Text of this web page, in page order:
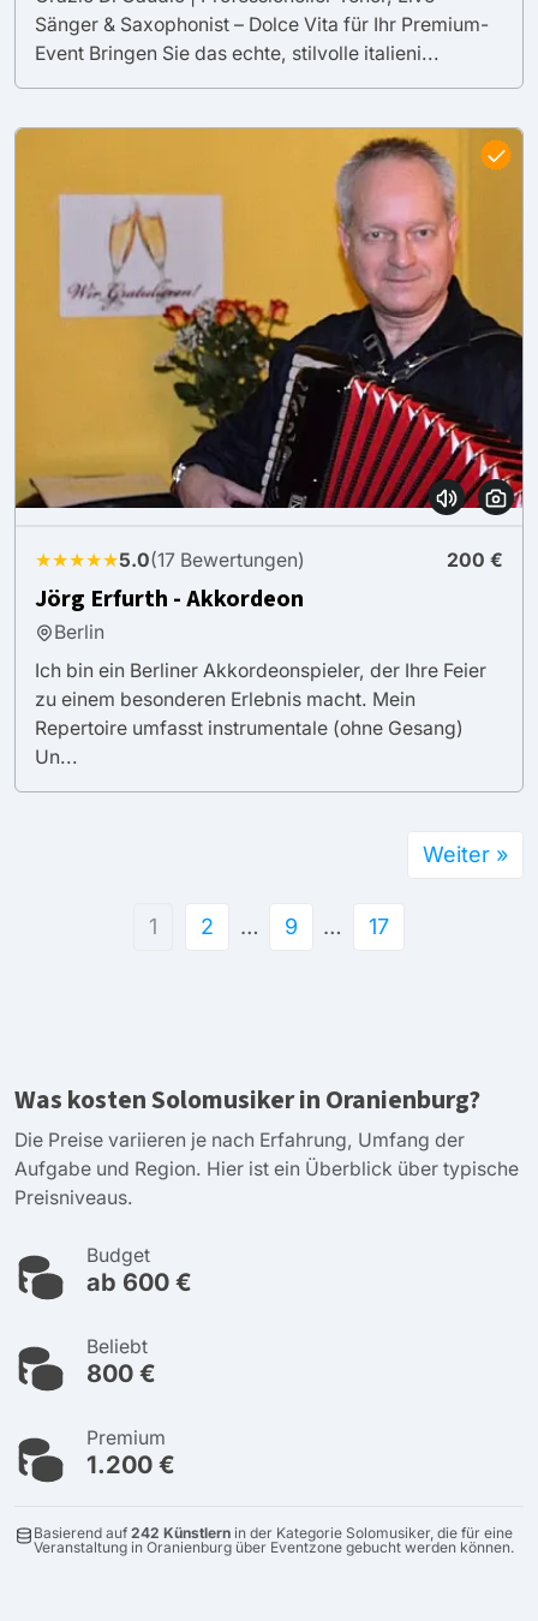
Sänger & Saxophonist – Dolce Vita für Ihr Premium-
Event Bringen Sie das echte, stilvolle italieni...
★★★★★5.0(17 Bewertungen) 200 €
Jörg Erfurth - Akkordeon
Berlin
Ich bin ein Berliner Akkordeonspieler, der Ihre Feier
zu einem besonderen Erlebnis macht. Mein
Repertoire umfasst instrumentale (ohne Gesang)
Un...
1 2 … 9 … 17
Weiter »
Was kosten Solomusiker in Oranienburg?
Die Preise variieren je nach Erfahrung, Umfang der
Aufgabe und Region. Hier ist ein Überblick über typische
Preisniveaus.
Budget
ab 600 €
Beliebt
800 €
Premium
1.200 €
Basierend auf 242 Künstlern in der Kategorie Solomusiker, die für eine
Veranstaltung in Oranienburg über Eventzone gebucht werden können.